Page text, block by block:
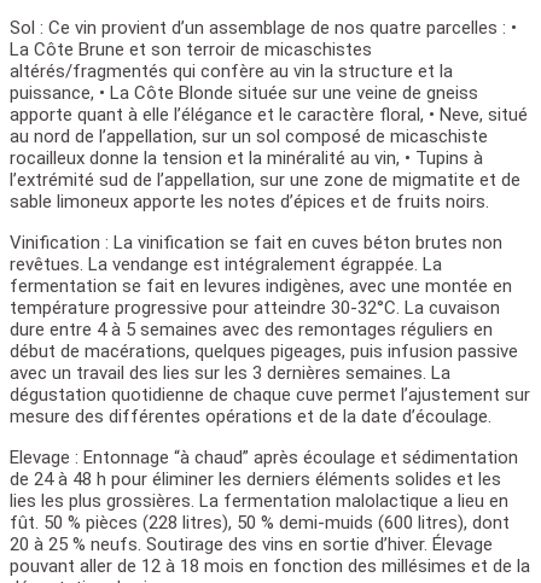
Sol : Ce vin provient d’un assemblage de nos quatre parcelles : •
La Côte Brune et son terroir de micaschistes
altérés/fragmentés qui confère au vin la structure et la
puissance, • La Côte Blonde située sur une veine de gneiss
apporte quant à elle l’élégance et le caractère floral, • Neve, situé
au nord de l’appellation, sur un sol composé de micaschiste
rocailleux donne la tension et la minéralité au vin, • Tupins à
l’extrémité sud de l’appellation, sur une zone de migmatite et de
sable limoneux apporte les notes d’épices et de fruits noirs.
Vinification : La vinification se fait en cuves béton brutes non
revêtues. La vendange est intégralement égrappée. La
fermentation se fait en levures indigènes, avec une montée en
température progressive pour atteindre 30-32°C. La cuvaison
dure entre 4 à 5 semaines avec des remontages réguliers en
début de macérations, quelques pigeages, puis infusion passive
avec un travail des lies sur les 3 dernières semaines. La
dégustation quotidienne de chaque cuve permet l’ajustement sur
mesure des différentes opérations et de la date d’écoulage.
Elevage : Entonnage “à chaud” après écoulage et sédimentation
de 24 à 48 h pour éliminer les derniers éléments solides et les
lies les plus grossières. La fermentation malolactique a lieu en
fût. 50 % pièces (228 litres), 50 % demi-muids (600 litres), dont
20 à 25 % neufs. Soutirage des vins en sortie d’hiver. Élevage
pouvant aller de 12 à 18 mois en fonction des millésimes et de la